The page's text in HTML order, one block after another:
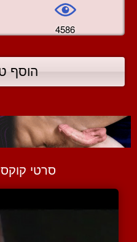
4586
הוסף
סרטי